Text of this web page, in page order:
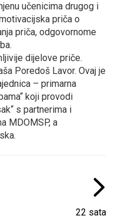
učenicima drugog i
priča o
priča, odgovornome
dijelove priče.
Poredoš Lavor. Ovaj je
– primarna
koji provodi
s partnerima i
MDOMSP, a
22 sata